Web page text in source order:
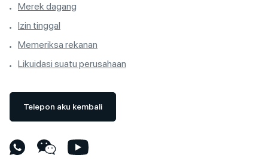
Merek dagang
Izin tinggal
Memeriksa rekanan
Likuidasi suatu perusahaan
Telepon aku kembali